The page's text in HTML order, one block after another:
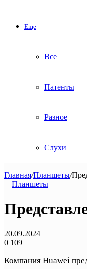
Еще
Все
Патенты
Разное
Слухи
Главная/Планшеты/
Планшеты
20.09.2024
0 109
Компания Huawei